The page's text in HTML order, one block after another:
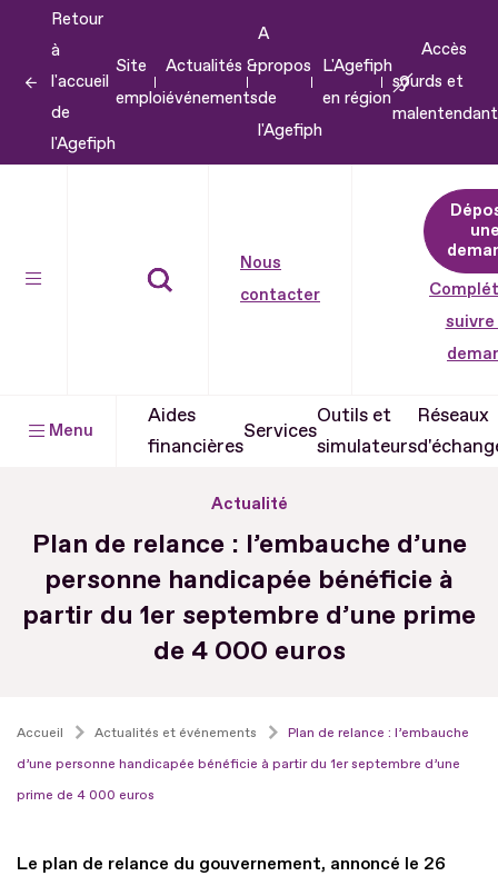
contenu
Retour
à
l'accueil
de
l'Agefiph
Site
emploi
Actualités &
événements
A
propos
de
l'Agefiph
L'Agefiph
en région
Accès
sourds et
Nous
contacter
suivre
Menu
Aides
financières
Services
Outils et
simulateurs
Réseaux
Actualité
Plan de relance : l’embauche d’une
personne handicapée bénéficie à
partir du 1er septembre d’une prime
de 4 000 euros
Accueil Actualités et événements
Plan de relance : l’embauche
d’une personne handicapée bénéficie à partir du 1er septembre d’une
prime de 4 000 euros
Le plan de relance du gouvernement, annoncé le 26